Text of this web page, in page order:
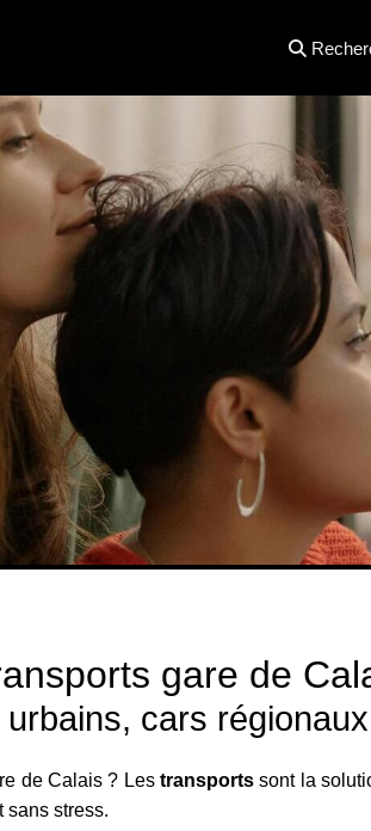
gare de
urbains, cars
de Calais ? Les transportssont la
sans stress.